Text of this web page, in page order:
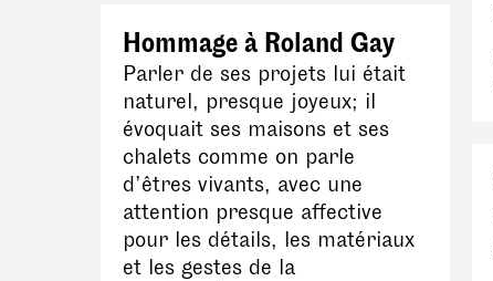
Hommage à Roland Gay
Parler de ses projets lui était
naturel, presque joyeux; il
évoquait ses maisons et ses
chalets comme on parle
d’êtres vivants, avec une
attention presque affective
pour les détails, les matériaux
et les gestes de la